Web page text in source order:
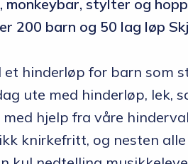
stylter og
200 barn og 50 lag løp
hinderløp for barn som
ute med hinderløp, lek,
hjelp fra våre
knirkefritt, og nesten